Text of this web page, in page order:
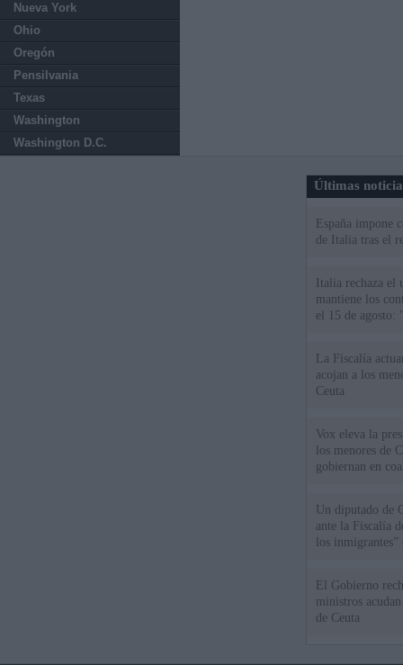
Nueva York
Ohio
Oregón
Pensilvania
Texas
Washington
Washington D.C.
Últimas
España impone
de Italia tras el
Italia rechaza
mantiene los
el 15 de agosto:
La Fiscalía
acojan a los
Ceuta
Vox eleva la
los menores de
gobiernan en
Un diputado de
ante la Fiscalía
los inmigrantes”
El Gobierno
ministros
de Ceuta